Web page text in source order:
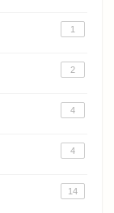
1
2
4
4
14